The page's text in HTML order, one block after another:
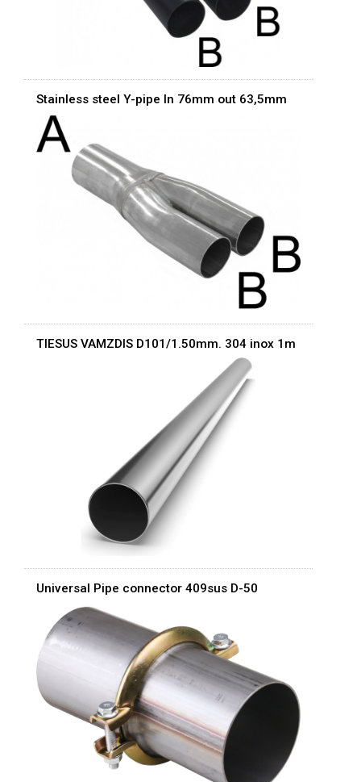
Stainless steel Y-pipe In 76mm out 63,5mm
TIESUS VAMZDIS D101/1.50mm. 304 inox 1m
Universal Pipe connector 409sus D-50